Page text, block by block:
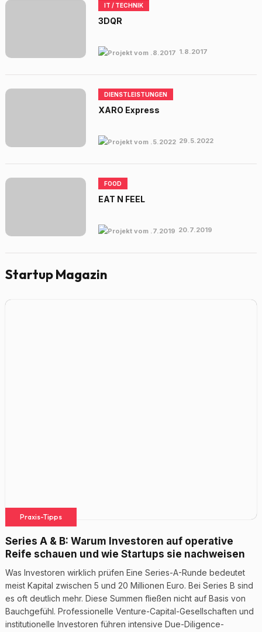
IT / TECHNIK
3DQR
1.8.2017
DIENSTLEISTUNGEN
XARO Express
29.5.2022
FOOD
EAT N FEEL
20.7.2019
Startup Magazin
Praxis-Tipps
Series A & B: Warum Investoren auf operative
Reife schauen und wie Startups sie nachweisen
Was Investoren wirklich prüfen Eine Series-A-Runde bedeutet
meist Kapital zwischen 5 und 20 Millionen Euro. Bei Series B sind
es oft deutlich mehr. Diese Summen fließen nicht auf Basis von
Bauchgefühl. Professionelle Venture-Capital-Gesellschaften und
institutionelle Investoren führen intensive Due-Diligence-